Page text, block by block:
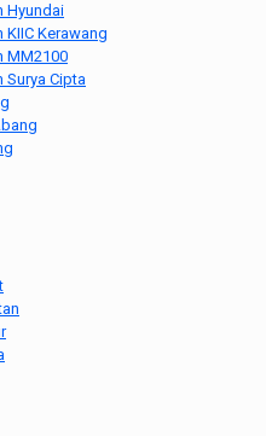
Hyundai
Kerawang
MM2100
Surya Cipta